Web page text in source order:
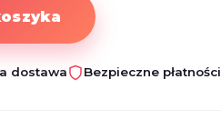
dostawa Bezpieczne płatności